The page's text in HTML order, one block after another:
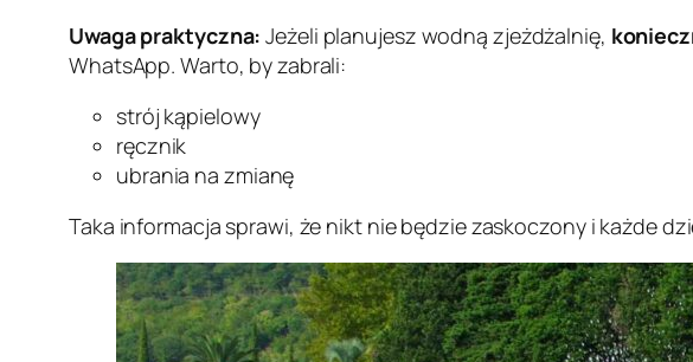
Uwaga praktyczna: Jeżeli planujesz wodną zjeżdżalnię,
WhatsApp. Warto, by zabrali:
strój kąpielowy
ręcznik
ubrania na zmianę
Taka informacja sprawi, że nikt nie będzie zaskoczony i każde